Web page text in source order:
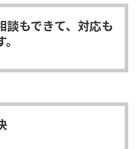
談もできて、対応も